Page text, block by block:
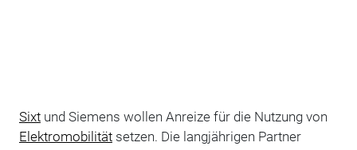
Sixtund Siemens wollen Anreize für die Nutzung von
Elektromobilitätsetzen. Die langjährigen Partner